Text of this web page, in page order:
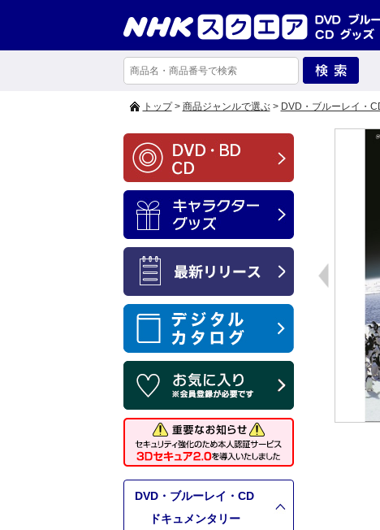
トップ> 商品ジャンルで選ぶ> DVD・ブルーレイ・
DVD・ブルーレイ・CD
ドキュメンタリー